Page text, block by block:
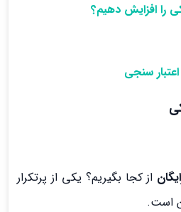
را افزایش دهیم؟
سنجی
از کجا بگیریم؟ یکی از پرتکرار
است.